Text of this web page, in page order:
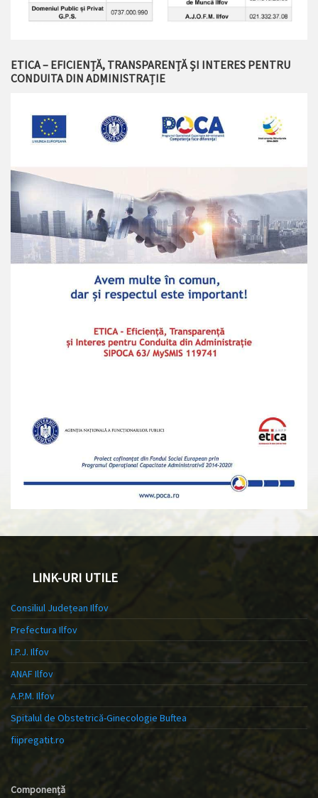
ETICA – EFICIENȚĂ, TRANSPARENȚĂ ȘI INTERES PENTRU
CONDUITA DIN ADMINISTRAȚIE
LINK-URI UTILE
Consiliul Județean Ilfov
Prefectura Ilfov
I.P.J. Ilfov
ANAF Ilfov
A.P.M. Ilfov
Spitalul de Obstetrică-Ginecologie Buftea
fiipregatit.ro
Componență